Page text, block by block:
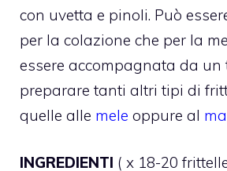
con uvetta e pinoli. Può
per la colazione che per la
essere accompagnata da un
preparare tanti altri tipi di
quelle alle mele oppure al
INGREDIENTI ( x 18-20